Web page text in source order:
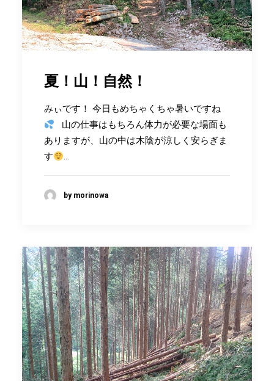
夏！山！自然！
みぃです！ 今日もめちゃくちゃ暑いですね
山の仕事はもちろん体力が必要な場面も
ありますが、山の中は木陰が涼しく安らぎま
す
…
by morinowa